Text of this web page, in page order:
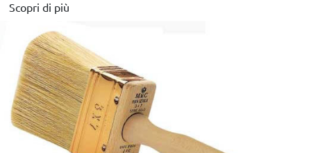
Scopri di più